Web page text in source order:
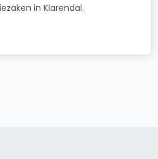
in Klarendal.